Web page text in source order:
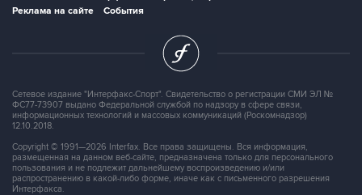
Реклама на сайте
События
Сетевое издание "Интерфакс-Спорт". Свидетельство о регистрации СМИ ЭЛ №
ФС77-73907 выдано Федеральной службой по надзору в сфере связи,
информационных технологий и массовых коммуникаций (Роскомнадзор)
12.10.2018.
Copyright © 1991—2026 Interfax. Все права защищены. Вся информация,
размещенная на данном веб-сайте, предназначена только для персонального
пользования и не подлежит дальнейшему воспроизведению и/или
распространению в какой-либо форме, иначе как с письменного разрешения
Интерфакса.